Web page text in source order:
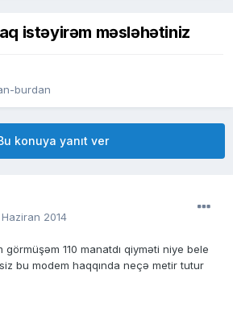
istəyirəm məsləhətiniz
burdan
konuya yanıt ver
2014
görmüşəm 110 manatdı qiyməti niye bele
bu modem haqqında neçə metir tutur